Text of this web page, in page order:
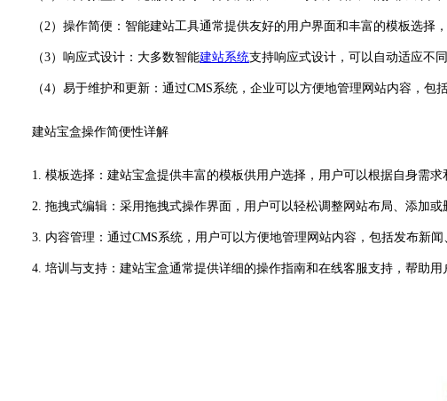
（2）操作简便：智能建站工具通常提供友好的用户界面和丰富的模板选择，
（3）响应式设计：大多数智能建站系统支持响应式设计，可以自动适应不
（4）易于维护和更新：通过CMS系统，企业可以方便地管理网站内容，包括
建站宝盒操作简便性详解
1. 模板选择：建站宝盒提供丰富的模板供用户选择，用户可以根据自身需求
2. 拖拽式编辑：采用拖拽式操作界面，用户可以轻松调整网站布局、添加或
3. 内容管理：通过CMS系统，用户可以方便地管理网站内容，包括发布新闻
4. 培训与支持：建站宝盒通常提供详细的操作指南和在线客服支持，帮助用